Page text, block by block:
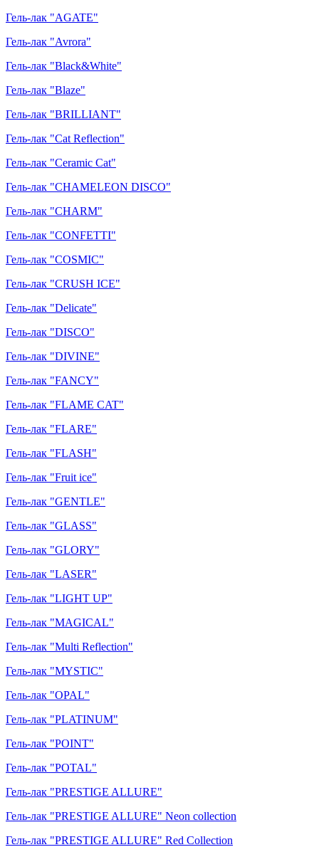
Гель-лак "AGATE"
Гель-лак "Avrora"
Гель-лак "Black&White"
Гель-лак "Blaze"
Гель-лак "BRILLIANT"
Гель-лак "Cat Reflection"
Гель-лак "Ceramic Cat"
Гель-лак "CHAMELEON DISCO"
Гель-лак "CHARM"
Гель-лак "CONFETTI"
Гель-лак "COSMIC"
Гель-лак "CRUSH ICE"
Гель-лак "Delicate"
Гель-лак "DISCO"
Гель-лак "DIVINE"
Гель-лак "FANCY"
Гель-лак "FLAME CAT"
Гель-лак "FLARE"
Гель-лак "FLASH"
Гель-лак "Fruit ice"
Гель-лак "GENTLE"
Гель-лак "GLASS"
Гель-лак "GLORY"
Гель-лак "LASER"
Гель-лак "LIGHT UP"
Гель-лак "MAGICAL"
Гель-лак "Multi Reflection"
Гель-лак "MYSTIC"
Гель-лак "OPAL"
Гель-лак "PLATINUM"
Гель-лак "POINT"
Гель-лак "POTAL"
Гель-лак "PRESTIGE ALLURE"
Гель-лак "PRESTIGE ALLURE" Neon collection
Гель-лак "PRESTIGE ALLURE" Red Collection